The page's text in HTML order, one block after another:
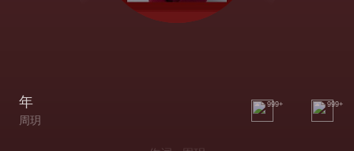
年
周玥
999+ 999+